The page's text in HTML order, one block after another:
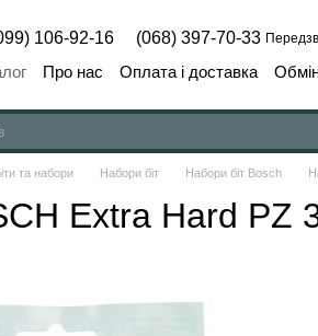
106-92-16 (068) 397-70-33
Про нас Оплата і доставка
та набори Набори біт Набори біт Bosch
Extra Hard PZ